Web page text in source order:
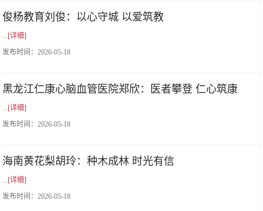
俊杨教育刘俊：以心守城 以爱筑教
...[详细]
发布时间：2026-05-18
黑龙江仁康心脑血管医院郑欣：医者攀登 仁心筑康
...[详细]
发布时间：2026-05-18
海南黄花梨胡玲：种木成林 时光有信
...[详细]
发布时间：2026-05-18